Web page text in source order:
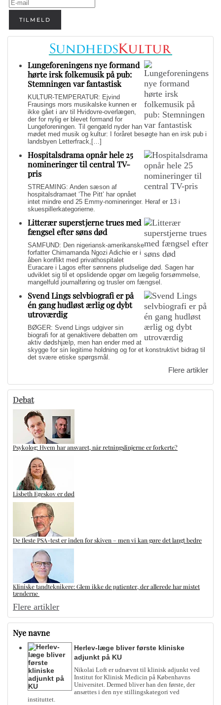
TILMELD
Lungeforeningens nye formand
hørte irsk folkemusik på pub:
Stemningen var fantastisk
KULTUR-TEMPERATUR: Ejvind
Frausings mors musikalske kunnen er
ikke gået i arv til Hvidovre-overlægen,
der for nylig er blevet formand for
Lungeforeningen. Til gengæld nyder han
mødet med musik og kultur: I foråret besøgte han en irsk pub i
landsbyen Letterfrack,[…]
Hospitalsdrama opnår hele 25
nomineringer til central TV-
pris
STREAMING: Anden sæson af
hospitalsdramaet ‘The Pitt’ har opnået
intet mindre end 25 Emmy-nomineringer. Heraf er 13 i
skuespillerkategorierne.
Litterær superstjerne trues med
fængsel efter søns død
SAMFUND: Den nigeriansk-amerikanske
forfatter Chimamanda Ngozi Adichie er i
åben konflikt med privathospitalet
Euracare i Lagos efter sønnens pludselige død. Sagen har
udviklet sig til et opslidende opgør om lægelig forsømmelse,
mangelfuld journalføring og trusler om fængsel.
Svend Lings selvbiografi er på
én gang hudløst ærlig og dybt
utroværdig
BØGER: Svend Lings udgiver sin
biografi for at genaktivere debatten om
aktiv dødshjælp, men han ender med at
skygge for sin legitime holdning og for et konstruktivt bidrag til
det svære etiske spørgsmål.
Flere artikler
Debat
Psykolog: Hvem har ansvaret, når retningslinjerne er forkerte?
Lisbeth Egeskov er død
De fleste PSA-test er inden for skiven – men vi kan gøre det langt bedre
Kliniske tandteknikere: Glem ikke de patienter, der allerede har mistet
tænderne
Flere artikler
Nye navne
Herlev-læge bliver første kliniske
adjunkt på KU
Nikolai Loft er udnævnt til klinisk adjunkt ved
Institut for Klinisk Medicin på Københavns
Universitet. Dermed bliver han den første, der
ansættes i den nye stillingskategori ved
instituttet.